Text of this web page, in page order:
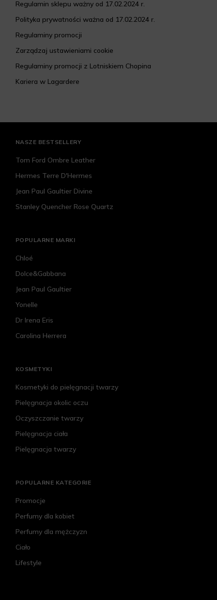
Regulamin sklepu ważny od 17.02.2024 r.
Polityka prywatności ważna od 17.02.2024 r.
Regulaminy promocji
Zarządzaj ustawieniami cookie
Regulaminy promocji z Lotniskiem Chopina
Kariera w Lagardere
NASZE BESTSELLERY
Tom Ford Ombre Leather
Hermes Terre D'Hermes
Jean Paul Gaultier Divine
Stanley Quencher Rose Quartz
POPULARNE MARKI
Chloé
Dolce&Gabbana
Jean Paul Gaultier
Yonelle
Dr Irena Eris
Carolina Herrera
KOSMETYKI
Kosmetyki do pielęgnacji twarzy
Pielęgnacja okolic oczu
Oczyszczanie twarzy
Pielęgnacja ciała
Pielęgnacja twarzy
POPULARNE KATEGORIE
Promocje
Perfumy dla kobiet
Perfumy dla mężczyzn
Ciało
Lifestyle